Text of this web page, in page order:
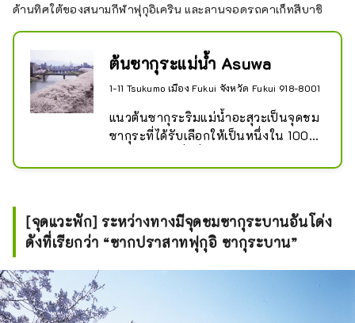
ด้านทิศใต้ของสนามกีฬาฟุกุอิเคริน และลานจอดรถคาเก็ทสึบาชิ
ต้นซากุระแม่น้ำ Asuwa
1-11 Tsukumo เมือง Fukui จังหวัด Fukui 918-8001
แนวต้นซากุระริมแม่น้ำอะสุวะเป็นจุดชม
ซากุระที่ได้รับเลือกให้เป็นหนึ่งใน 100
ประมาณ 600 ต้นเรียงรายไปตามแม่น้ำ
[จุดแวะพัก] ระหว่างทางมีจุดชมซากุระบานอันโด่ง
ดังที่เรียกว่า “ซากปราสาทฟุกุอิ ซากุระบาน”